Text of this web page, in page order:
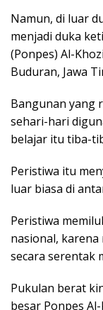
Namun, di luar
menjadi duka
(Ponpes) Al-
Buduran, Jawa
Bangunan yang
sehari-hari
belajar itu tiba-
Peristiwa itu
luar biasa di
Peristiwa
nasional,
secara serentak
Pukulan berat
besar Ponpes